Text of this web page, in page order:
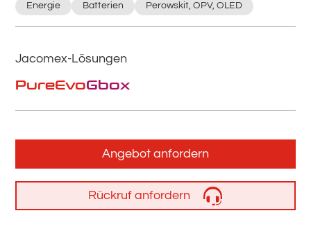
Energie Batterien Perowskit, OPV, OLED
Jacomex-Lösungen
PureEvoGbox
Angebot anfordern
Rückruf anfordern